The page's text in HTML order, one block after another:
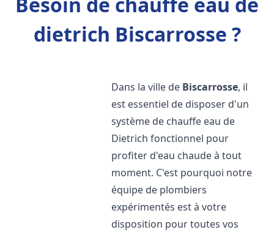
dietrich Biscarrosse ?
Dans la ville de Biscarrosse, il
est essentiel de disposer d'un
système de chauffe eau de
Dietrich fonctionnel pour
profiter d'eau chaude à tout
moment. C'est pourquoi notre
équipe de plombiers
expérimentés est à votre
disposition pour toutes vos